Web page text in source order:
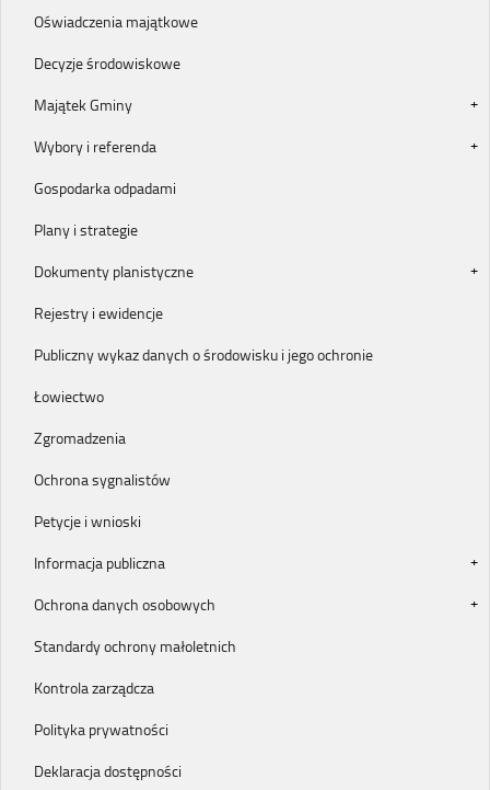
Oświadczenia majątkowe
Decyzje środowiskowe
Majątek Gminy
Wybory i referenda
Gospodarka odpadami
Plany i strategie
Dokumenty planistyczne
Rejestry i ewidencje
Publiczny wykaz danych o środowisku i jego ochronie
Łowiectwo
Zgromadzenia
Ochrona sygnalistów
Petycje i wnioski
Informacja publiczna
Ochrona danych osobowych
Standardy ochrony małoletnich
Kontrola zarządcza
Polityka prywatności
Deklaracja dostępności